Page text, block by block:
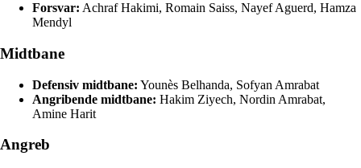
Forsvar: Achraf Hakimi, Romain Saiss, Nayef Aguerd, Hamza
Mendyl
Midtbane
Defensiv midtbane: Younès Belhanda, Sofyan Amrabat
Angribende midtbane: Hakim Ziyech, Nordin Amrabat,
Amine Harit
Angreb